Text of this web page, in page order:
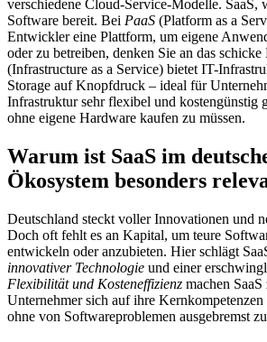
verschiedene Cloud-Service-Modelle. SaaS,
Software bereit. Bei PaaS (Platform as a
Entwickler eine Plattform, um eigene
oder zu betreiben, denken Sie an das schicke
(Infrastructure as a Service) bietet IT-
Storage auf Knopfdruck – ideal für
Infrastruktur sehr flexibel und kostengünstig
ohne eigene Hardware kaufen zu müssen.
Warum ist SaaS im
Ökosystem besonders
Deutschland steckt voller Innovationen und
Doch oft fehlt es an Kapital, um teure
entwickeln oder anzubieten. Hier schlägt
innovativer Technologie und einer
Flexibilität und Kosteneffizienz machen
Unternehmer sich auf ihre
ohne von Softwareproblemen ausgebremst